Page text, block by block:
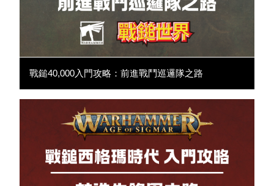
戰鎚40,000入門攻略：前進戰鬥巡邏隊之路